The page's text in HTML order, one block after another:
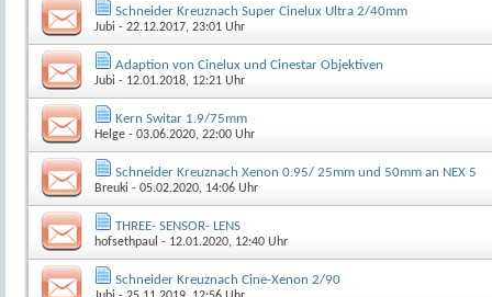
Schneider Kreuznach Super Cinelux Ultra 2/40mm
Jubi - 22.12.2017, 23:01 Uhr
Adaption von Cinelux und Cinestar Objektiven
Jubi - 12.01.2018, 12:21 Uhr
Kern Switar 1.9/75mm
Helge - 03.06.2020, 22:00 Uhr
Schneider Kreuznach Xenon 0.95/ 25mm und 50mm an NEX 5
Breuki - 05.02.2020, 14:06 Uhr
THREE- SENSOR- LENS
hofsethpaul - 12.01.2020, 12:40 Uhr
Schneider Kreuznach Cine-Xenon 2/90